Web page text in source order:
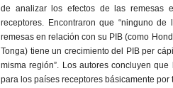
de analizar los efectos de las remesas
receptores. Encontraron que “ninguno
remesas en relación con su PIB (como
Tonga) tiene un crecimiento del PIB per
misma región”. Los autores concluyen
para los países receptores básicamente